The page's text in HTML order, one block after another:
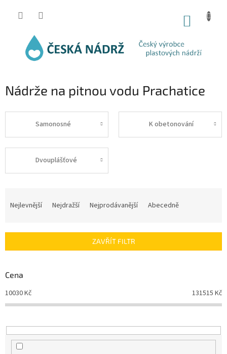
Nádrže na pitnou vodu Prachatice
Samonosné K obetonování
Dvouplášťové
í
r
o
d
u
t
ů
Nejlevnější Nejdražší Nejprodávanější Abecedně
ZAVŘÍT FILTR
Cena
10030Kč 131515 Kč